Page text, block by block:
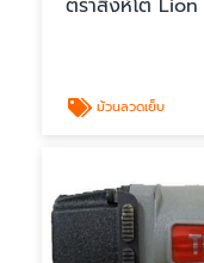
ตราสิงห์โต Lion
ม้วนลวดเย็บ